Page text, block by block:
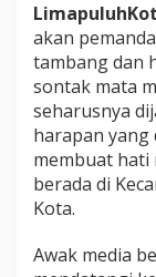
akan
tambang dan
sontak mata
seharusnya
harapan yang
membuat
berada di
Kota.
Awak media